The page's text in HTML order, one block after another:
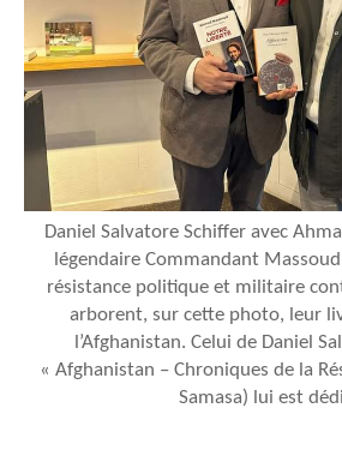
Daniel Salvatore Schiffer avec
légendaire Commandant
résistance politique et militaire
arborent, sur cette photo, leur
l’Afghanistan. Celui de Daniel
« Afghanistan – Chroniques de la
Samasa) lui est